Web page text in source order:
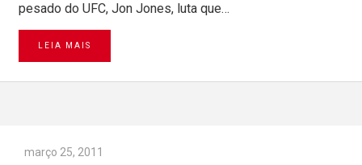
pesado do UFC, Jon Jones, luta que…
LEIA MAIS
março 25, 2011